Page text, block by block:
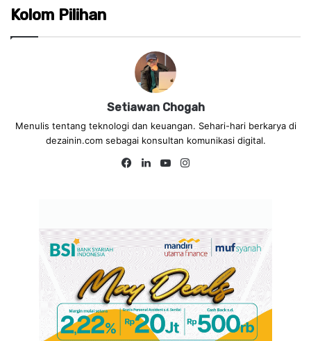
Kolom Pilihan
Setiawan Chogah
Menulis tentang teknologi dan keuangan. Sehari-hari berkarya di
dezainin.com sebagai konsultan komunikasi digital.
Fa
Lin
Yo